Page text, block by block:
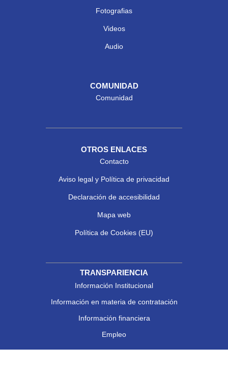
Fotografias
Videos
Audio
COMUNIDAD
Comunidad
OTROS ENLACES
Contacto
Aviso legal y Política de privacidad
Declaración de accesibilidad
Mapa web
Política de Cookies (EU)
TRANSPARIENCIA
Información Institucional
Información en materia de contratación
Información financiera
Empleo